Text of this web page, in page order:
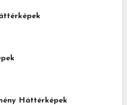
Háttérképek